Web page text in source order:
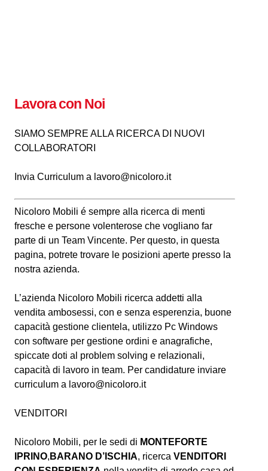
Lavora con Noi
SIAMO SEMPRE ALLA RICERCA DI NUOVI
COLLABORATORI
Invia Curriculum a lavoro@nicoloro.it
Nicoloro Mobili é sempre alla ricerca di menti
fresche e persone volenterose che vogliano far
parte di un Team Vincente. Per questo, in questa
pagina, potrete trovare le posizioni aperte presso la
nostra azienda.
L’azienda Nicoloro Mobili ricerca addetti alla
vendita ambosessi, con e senza esperenzia, buone
capacità gestione clientela, utilizzo Pc Windows
con software per gestione ordini e anagrafiche,
spiccate doti al problem solving e relazionali,
capacità di lavoro in team. Per candidature inviare
curriculum a lavoro@nicoloro.it
VENDITORI
Nicoloro Mobili, per le sedi di MONTEFORTE
IPRINO, BARANO D’ISCHIA, ricerca VENDITORI